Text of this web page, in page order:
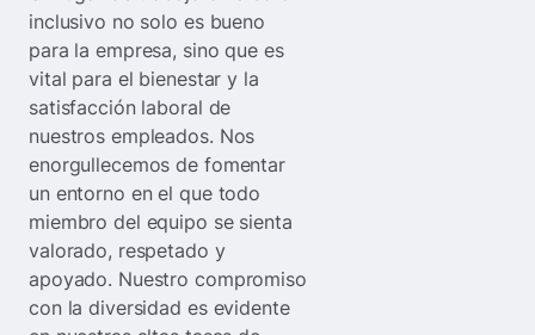
inclusivo no solo es bueno
para la empresa, sino que es
vital para el bienestar y la
satisfacción laboral de
nuestros empleados. Nos
enorgullecemos de fomentar
un entorno en el que todo
miembro del equipo se sienta
valorado, respetado y
apoyado. Nuestro compromiso
con la diversidad es evidente